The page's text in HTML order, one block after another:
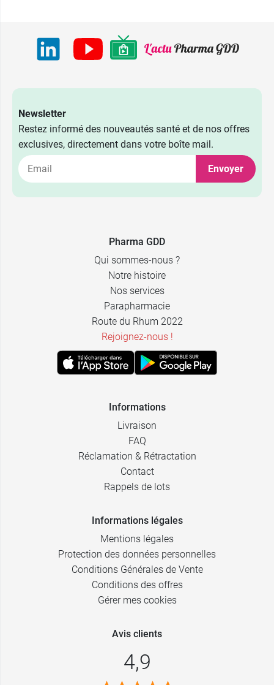
5 CH 2,49 €
2,49 €
15 CH
Newsletter
Restez informé des nouveautés santé et de nos offres
exclusives, directement dans votre boîte mail.
Envoyer
Pharma GDD
Qui sommes-nous ?
Notre histoire
Nos services
Parapharmacie
Route du Rhum 2022
Rejoignez-nous !
Informations
Livraison
FAQ
Réclamation & Rétractation
Contact
Rappels de lots
Informations légales
Mentions légales
Protection des données personnelles
Conditions Générales de Vente
Conditions des offres
Gérer mes cookies
Avis clients
4,9